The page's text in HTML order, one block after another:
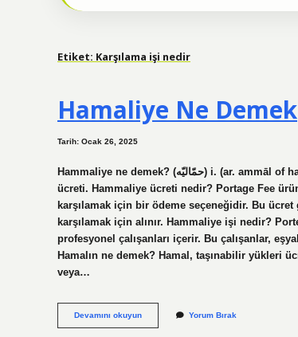
Etiket: Karşılama işi nedir
Hamaliye Ne Demek
Tarih: Ocak 26, 2025
Hammaliye ne demek? (ﺣﻤّﺎﻟﻴّﻪ) i. (ar. ammāl of hammāliyye) Bir yük veya eşyanın taşınması karşılığında ödenen ücret, hamal
ücreti. Hammaliye ücreti nedir? Portage Fee
karşılamak için bir ödeme seçeneğidir. Bu ücret
karşılamak için alınır. Hammaliye işi nedir?
profesyonel çalışanları içerir. Bu çalışanlar,
Hamalın ne demek? Hamal, taşınabilir yükleri
veya…
Devamını okuyunHamaliye
Ne
Yorum Bırak